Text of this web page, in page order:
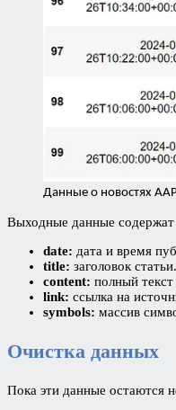
Данные о новостях
Выходные данные
date: дата и время
title: заголовок статьи.
content: полный текст
link: ссылка на
symbols: массив
Очистка данных
Пока эти данные остаются